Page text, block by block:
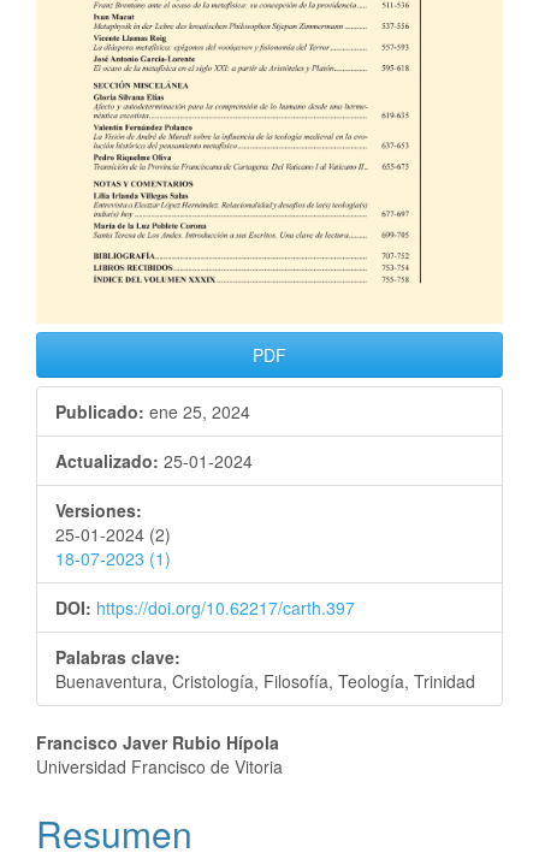
PDF
Publicado: ene 25, 2024
Actualizado: 25-01-2024
Versiones:
25-01-2024 (2)
18-07-2023 (1)
DOI: https://doi.org/10.62217/carth.397
Palabras clave:
Buenaventura, Cristología, Filosofía, Teología, Trinidad
Francisco Javer Rubio Hípola
Universidad Francisco de Vitoria
Resumen